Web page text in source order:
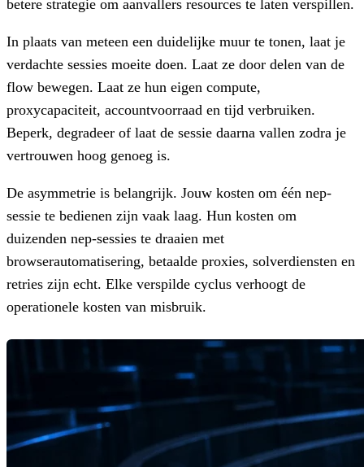
betere strategie om aanvallers resources te laten verspillen.
In plaats van meteen een duidelijke muur te tonen, laat je
verdachte sessies moeite doen. Laat ze door delen van de
flow bewegen. Laat ze hun eigen compute,
proxycapaciteit, accountvoorraad en tijd verbruiken.
Beperk, degradeer of laat de sessie daarna vallen zodra je
vertrouwen hoog genoeg is.
De asymmetrie is belangrijk. Jouw kosten om één nep-
sessie te bedienen zijn vaak laag. Hun kosten om
duizenden nep-sessies te draaien met
browserautomatisering, betaalde proxies, solverdiensten en
retries zijn echt. Elke verspilde cyclus verhoogt de
operationele kosten van misbruik.